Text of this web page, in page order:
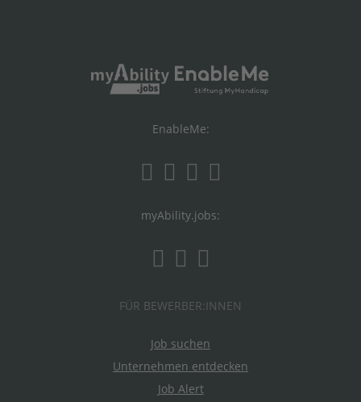
EnableMe:
myAbility.jobs:
FÜR BEWERBER:INNEN
Job suchen
Unternehmen entdecken
Job Alert